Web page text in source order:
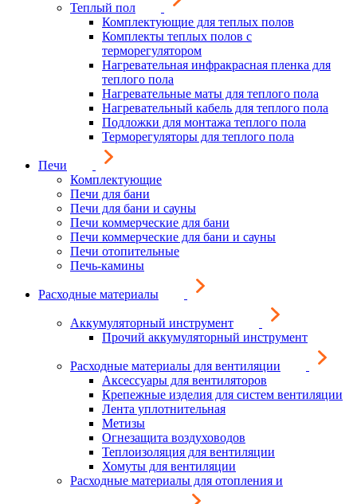
Теплый пол
Комплектующие для теплых полов
Комплекты теплых полов с
терморегулятором
Нагревательная инфракрасная пленка для
теплого пола
Нагревательные маты для теплого пола
Нагревательный кабель для теплого пола
Подложки для монтажа теплого пола
Терморегуляторы для теплого пола
Печи
Комплектующие
Печи для бани
Печи для бани и сауны
Печи коммерческие для бани
Печи коммерческие для бани и сауны
Печи отопительные
Печь-камины
Расходные материалы
Аккумуляторный инструмент
Прочий аккумуляторный инструмент
Расходные материалы для вентиляции
Аксессуары для вентиляторов
Крепежные изделия для систем вентиляции
Лента уплотнительная
Метизы
Огнезащита воздуховодов
Теплоизоляция для вентиляции
Хомуты для вентиляции
Расходные материалы для отопления и